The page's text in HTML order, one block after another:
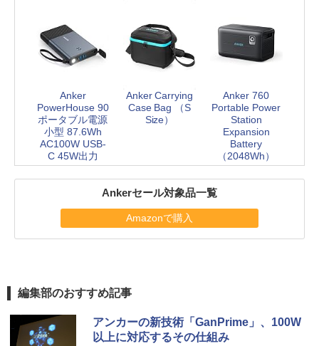
Anker
PowerHouse 90
ポータブル電源
小型 87.6Wh
AC100W USB-
C 45W出力
Anker Carrying
Case Bag （S
Size）
Anker 760
Portable Power
Station
Expansion
Battery
（2048Wh）
Ankerセール対象品一覧
Amazonで購入
編集部のおすすめ記事
アンカーの新技術「GanPrime」、100W
以上に対応するその仕組み